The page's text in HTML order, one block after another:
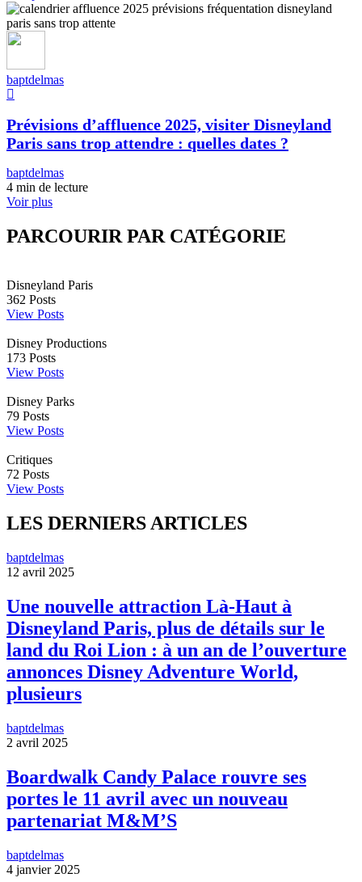
baptdelmas
Prévisions d’affluence 2025, visiter Disneyland
Paris sans trop attendre : quelles dates ?
baptdelmas
4 min de lecture
Voir plus
PARCOURIR PAR CATÉGORIE
Disneyland Paris
362 Posts
View Posts
Disney Productions
173 Posts
View Posts
Disney Parks
79 Posts
View Posts
Critiques
72 Posts
View Posts
LES DERNIERS ARTICLES
baptdelmas
12 avril 2025
Une nouvelle attraction Là-Haut à
Disneyland Paris, plus de détails sur le
land du Roi Lion : à un an de l’ouverture
annonces Disney Adventure World,
plusieurs
baptdelmas
2 avril 2025
Boardwalk Candy Palace rouvre ses
portes le 11 avril avec un nouveau
partenariat M&M’S
baptdelmas
4 janvier 2025